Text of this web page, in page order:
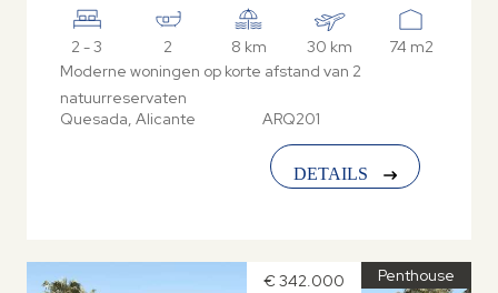
2 - 3 2 8 km 30 km
74 m2
Moderne woningen op korte afstand van 2
natuurreservaten
Quesada, Alicante
ARQ201
DETAILS
Penthouse
€ 342.000